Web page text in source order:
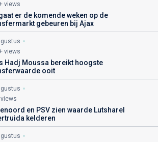
views
er de komende weken op de
gebeuren bij Ajax
views
Hadj Moussa bereikt hoogste
ooit
views
en PSV zien waarde Lutsharel
kelderen